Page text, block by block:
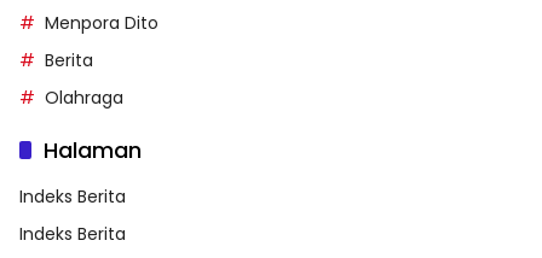
Menpora Dito
Berita
Olahraga
Halaman
Indeks Berita
Indeks Berita